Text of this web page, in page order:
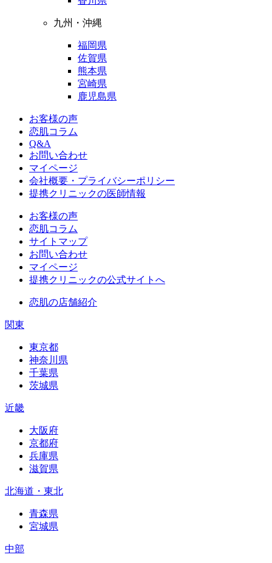
九州・沖縄
福岡県
佐賀県
熊本県
宮崎県
鹿児島県
お客様の声
恋肌コラム
Q&A
お問い合わせ
マイページ
会社概要・プライバシーポリシー
提携クリニックの医師情報
お客様の声
恋肌コラム
サイトマップ
お問い合わせ
マイページ
提携クリニックの公式サイトへ
恋肌の店舗紹介
関東
東京都
神奈川県
千葉県
茨城県
近畿
大阪府
京都府
兵庫県
滋賀県
北海道・東北
青森県
宮城県
中部